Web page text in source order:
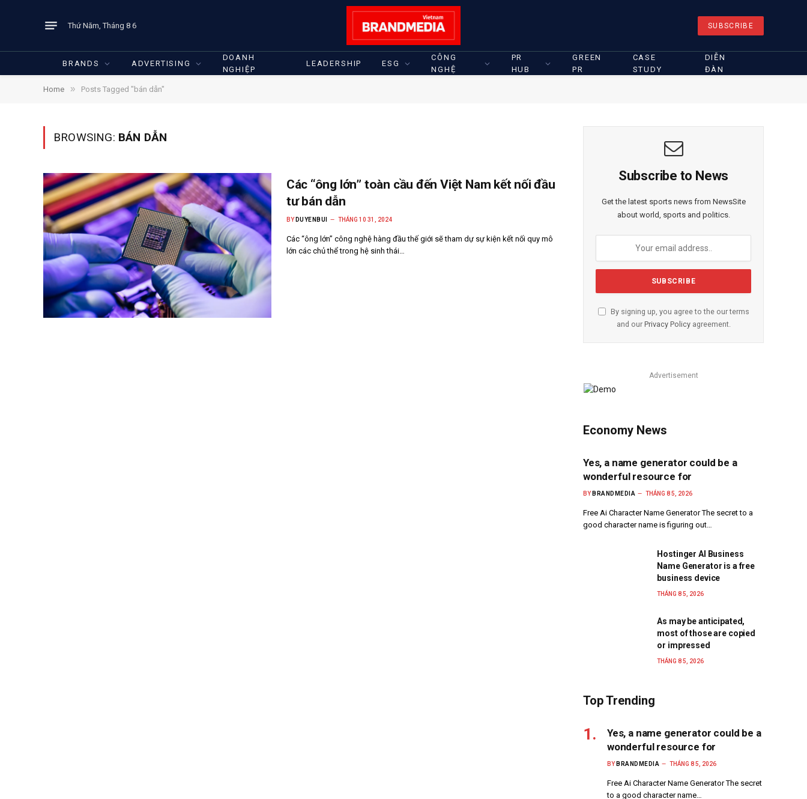
Thứ Năm, Tháng 8 6 SUBSCRIBE
BRANDS ADVERTISING
DOANH
NGHIỆP
LEADERSHIP ESG
CÔNG
NGHỆ
PR
HUB
GREEN
PR
CASE
STUDY
DIỄN
ĐÀN
Home » Posts Tagged "bán dẫn"
BROWSING: BÁN DẪN
Các “ông lớn” toàn cầu đến Việt Nam kết nối đầu
tư bán dẫn
BY DUYENBUI THÁNG 10 31, 2024
Các “ông lớn” công nghệ hàng đầu thế giới sẽ tham dự sự kiện kết nối quy mô
lớn các chủ thể trong hệ sinh thái…
Subscribe to News
Get the latest sports news from NewsSite
about world, sports and politics.
By signing up, you agree to the our terms
and our Privacy Policyagreement.
Advertisement
Economy News
Yes, a name generator could be a
wonderful resource for
BY BRANDMEDIA THÁNG 8 5, 2026
Free Ai Character Name Generator The secret to a
good character name is figuring out…
Hostinger AI Business
Name Generator is a free
business device
THÁNG 8 5, 2026
As may be anticipated,
most of those are copied
or impressed
THÁNG 8 5, 2026
Top Trending
Yes, a name generator could be a
wonderful resource for
BY BRANDMEDIA THÁNG 8 5, 2026
Free Ai Character Name Generator The secret
to a good character name…